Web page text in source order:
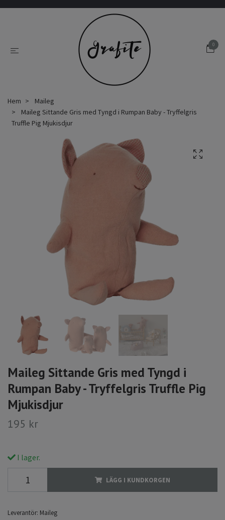
0
Hem
Maileg
Maileg Sittande Gris med Tyngd i Rumpan Baby - Tryffelgris
Truffle Pig Mjukisdjur
Maileg Sittande Gris med Tyngd i
Rumpan Baby - Tryffelgris Truffle Pig
Mjukisdjur
195 kr
I lager.
LÄGG I KUNDKORGEN
Leverantör: Maileg